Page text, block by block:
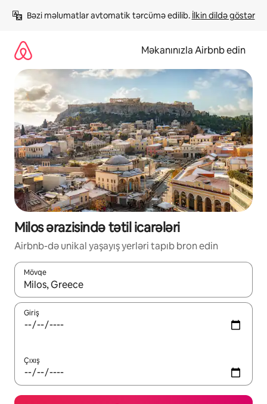
keç
Bəzi məlumatlar avtomatik tərcümə edilib. İlkin dildə göstər
Məkanınızla Airbnb edin
Milos ərazisində tətil icarələri
Airbnb-də unikal yaşayış yerləri tapıb bron edin
Mövqe
Nəticələr varsa, yuxarı və aşağı ox düymələri ilə naviqasiya
Giriş
Çıxış